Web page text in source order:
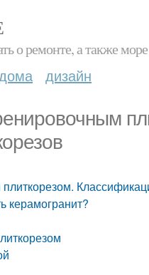
о ремонте, а также
дизайн
керамогранит?